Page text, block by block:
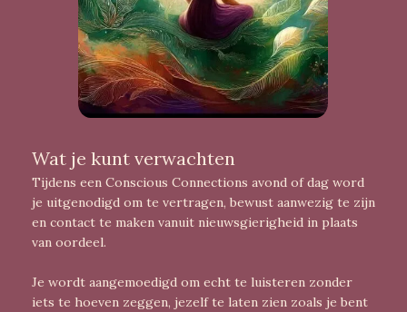
Wat je kunt verwachten
Tijdens een Conscious Connections avond of dag word
je uitgenodigd om te vertragen, bewust aanwezig te zijn
en contact te maken vanuit nieuwsgierigheid in plaats
van oordeel.
Je wordt aangemoedigd om echt te luisteren zonder
iets te hoeven zeggen, jezelf te laten zien zoals je bent